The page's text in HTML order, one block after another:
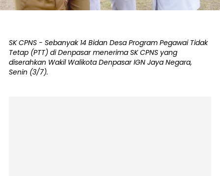
SK CPNS - Sebanyak 14 Bidan Desa Program Pegawai Tidak
Tetap (PTT) di Denpasar menerima SK CPNS yang
diserahkan Wakil Walikota Denpasar IGN Jaya Negara,
Senin (3/7).